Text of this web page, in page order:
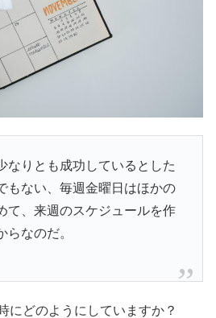
なりとも成功しているとした
もない、毎週金曜日はほかの
て、来週のスケジュールを作
らなのだ。
にどのようにしていますか？